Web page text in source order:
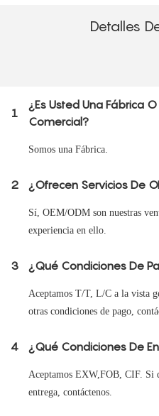
Detalles
1
¿Es Usted Una Fábrica
Comercial?
Somos una Fábrica.
2 ¿Ofrecen Servicios De
Sí, OEM/ODM son nuestras
experiencia en ello.
3 ¿Qué Condiciones De
Aceptamos T/T, L/C a la vista
otras condiciones de pago,
4 ¿Qué Condiciones De
Aceptamos EXW,FOB, CIF. Si
entrega, contáctenos.